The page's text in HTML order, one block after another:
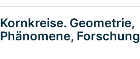
Kornkreise. Geometrie,
Phänomene, Forschung